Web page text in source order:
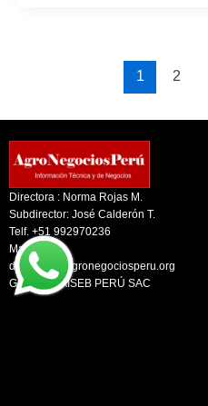
1 2
Directora : Norma Rojas M.
Subdirector: José Calderón T.
Telf. +51 992970236
Mail:
direccion@agronegociosperu.org
GRUPO RAISEB PERÚ SAC